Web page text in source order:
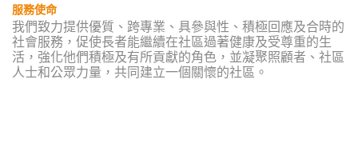
服務使命
我們致力提供優質、跨專業、具參與性、積極回應及合時的
社會服務，促使長者能繼續在社區過著健康及受尊重的生
活，強化他們積極及有所貢獻的角色，並凝聚照顧者、社區
人士和公眾力量，共同建立一個關懷的社區。